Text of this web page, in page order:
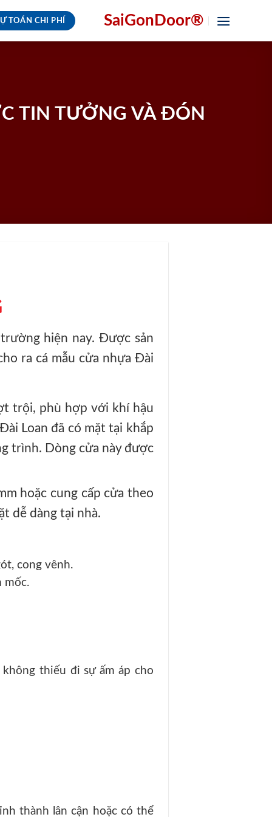
TOÁN CHI PHÍ SaiGonDoor®
TIN TƯỞNG VÀ ĐÓN
hiện nay. Được sản
ra cá mẫu cửa nhựa Đài
trội, phù hợp với khí hậu
Loan đã có mặt tại khắp
trình. Dòng cửa này được
hoặc cung cấp cửa theo
dễ dàng tại nhà.
cong vênh.
mốc.
thiếu đi sự ấm áp cho
thành lân cận hoặc có thể